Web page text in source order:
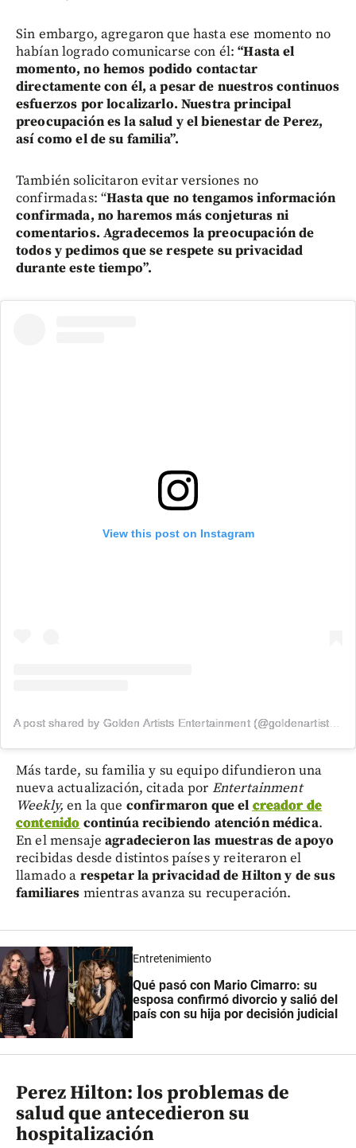
Sin embargo, agregaron que hasta ese momento no
habían logrado comunicarse con él:“Hasta el
momento, no hemos podido contactar
directamente con él, a pesar de nuestros continuos
esfuerzos por localizarlo. Nuestra principal
preocupación es la salud y el bienestar de Perez,
así como el de su familia”.
También solicitaron evitar versiones no
confirmadas: “Hasta que no tengamos información
confirmada, no haremos más conjeturas ni
comentarios. Agradecemos la preocupación de
todos y pedimos que se respete su privacidad
durante este tiempo”.
View this post on Instagram
A post shared by Golden Artists Entertainment (@goldenartistsla)
Más tarde, su familia y su equipo difundieron una
nueva actualización, citada por Entertainment
Weekly, en la que confirmaron que el creador de
contenido continúa recibiendo atención médica.
En el mensajeagradecieron las muestras de apoyo
recibidas desde distintos países y reiteraron el
llamado a respetar la privacidad de Hilton y de sus
familiares mientras avanza su recuperación.
Entretenimiento
Qué pasó con Mario Cimarro: su
esposa confirmó divorcio y salió del
país con su hija por decisión judicial
Perez Hilton: los problemas de
salud que antecedieron su
hospitalización